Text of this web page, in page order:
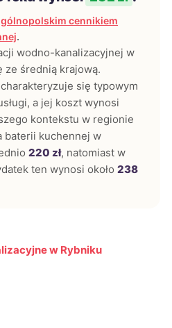
cennikiem
.
wodno-kanalizacyjnej w
ze średnią krajową.
charakteryzuje się typowym
a jej koszt wynosi
kontekstu w regionie
baterii kuchennej w
220 zł, natomiast w
ten wynosi około 238
w Rybniku